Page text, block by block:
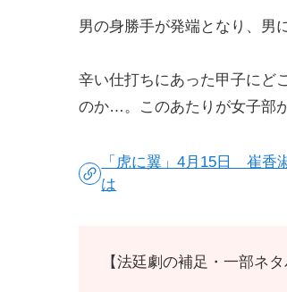
男の身勝手が発端となり、男
辛い仕打ちにあった甲子にど
のか…。このあたりが女子部
「虎に翼」4月15日 崔香
は
【法廷劇の補足・一部ネタ